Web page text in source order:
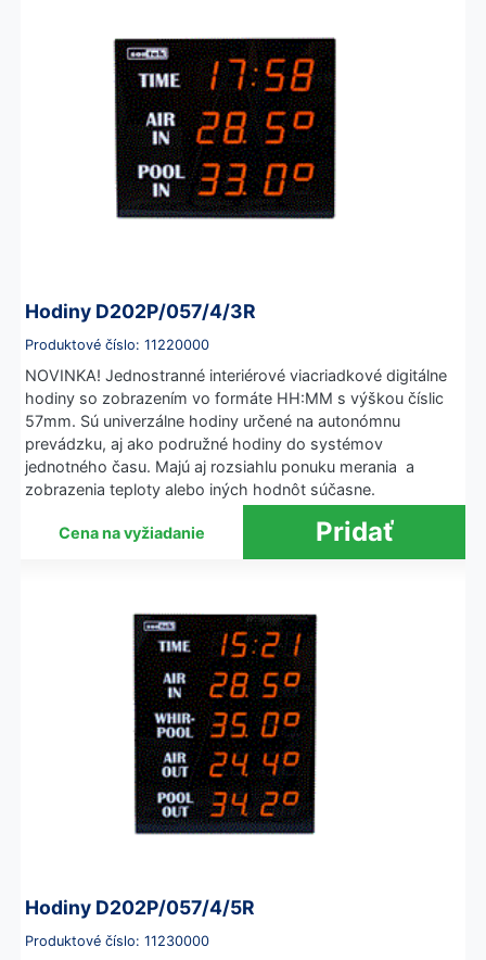
Hodiny D202P/057/4/3R
Produktové číslo: 11220000
NOVINKA! Jednostranné interiérové viacriadkové digitálne
hodiny so zobrazením vo formáte HH:MM s výškou číslic
57mm. Sú univerzálne hodiny určené na autonómnu
prevádzku, aj ako podružné hodiny do systémov
jednotného času. Majú aj rozsiahlu ponuku merania a
zobrazenia teploty alebo iných hodnôt súčasne.
Cena na vyžiadanie
Hodiny D202P/057/4/5R
Produktové číslo: 11230000